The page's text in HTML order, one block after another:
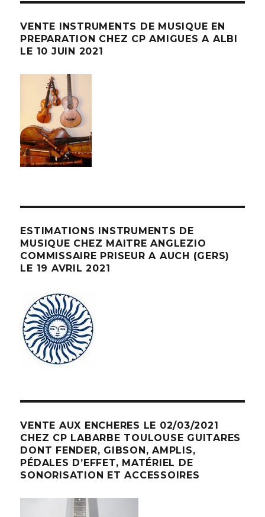
VENTE INSTRUMENTS DE MUSIQUE EN
PREPARATION CHEZ CP AMIGUES A ALBI
LE 10 JUIN 2021
ESTIMATIONS INSTRUMENTS DE
MUSIQUE CHEZ MAITRE ANGLEZIO
COMMISSAIRE PRISEUR A AUCH (GERS)
LE 19 AVRIL 2021
VENTE AUX ENCHERES LE 02/03/2021
CHEZ CP LABARBE TOULOUSE GUITARES
DONT FENDER, GIBSON, AMPLIS,
PÉDALES D’EFFET, MATÉRIEL DE
SONORISATION ET ACCESSOIRES